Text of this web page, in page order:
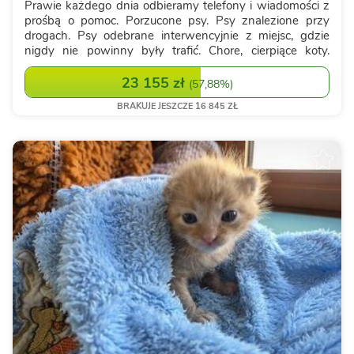
Prawie każdego dnia odbieramy telefony i wiadomości z
prośbą o pomoc. Porzucone psy. Psy znalezione przy
drogach. Psy odebrane interwencyjnie z miejsc, gdzie
nigdy nie powinny były trafić. Chore, cierpiące koty.
Ciężarne kotki. Każde z tych istnień zasługuje na
bezpieczeństwo, leczenie i szansę n...
23 155 zł (57,88%)
BRAKUJE JESZCZE 16 845 ZŁ